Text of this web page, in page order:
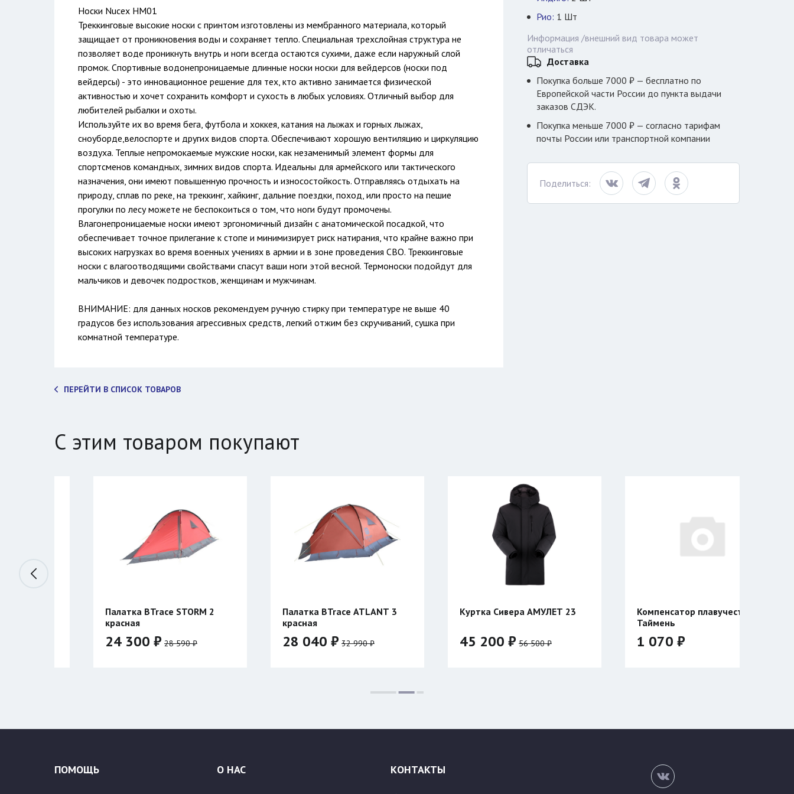
Носки Nucex HM01
Треккинговые высокие носки с принтом изготовлены из мембранного материала, который
защищает от проникновения воды и сохраняет тепло. Специальная трехслойная структура не
позволяет воде проникнуть внутрь и ноги всегда остаются сухими, даже если наружный слой
промок. Спортивные водонепроницаемые длинные носки носки для вейдерсов (носки под
вейдерсы) - это инновационное решение для тех, кто активно занимается физической
активностью и хочет сохранить комфорт и сухость в любых условиях. Отличный выбор для
любителей рыбалки и охоты.
Используйте их во время бега, футбола и хоккея, катания на лыжах и горных лыжах,
сноуборде,велоспорте и других видов спорта. Обеспечивают хорошую вентиляцию и циркуляцию
воздуха. Теплые непромокаемые мужские носки, как незаменимый элемент формы для
спортсменов командных, зимних видов спорта. Идеальны для армейского или тактического
назначения, они имеют повышенную прочность и износостойкость. Отправляясь отдыхать на
природу, сплав по реке, на треккинг, хайкинг, дальние поездки, поход, или просто на пешие
прогулки по лесу можете не беспокоиться о том, что ноги будут промочены.
Влагонепроницаемые носки имеют эргономичный дизайн с анатомической посадкой, что
обеспечивает точное прилегание к стопе и минимизирует риск натирания, что крайне важно при
высоких нагрузках во время военных учениях в армии и в зоне проведения СВО. Треккинговые
носки с влагоотводящими свойствами спасут ваши ноги этой весной. Термоноски подойдут для
мальчиков и девочек подростков, женщинам и мужчинам.
ВНИМАНИЕ: для данных носков рекомендуем ручную стирку при температуре не выше 40
градусов без использования агрессивных средств, легкий отжим без скручиваний, сушка при
комнатной температуре.
ПЕРЕЙТИ В СПИСОК ТОВАРОВ
Рио: 1 Шт
Информация /внешний вид товара может
отличаться
Доставка
Покупка больше 7000 ₽ — бесплатно по
Европейской части России до пункта выдачи
заказов СДЭК.
Покупка меньше 7000 ₽ — согласно тарифам
почты России или транспортной компании
Поделиться:
С этим товаром покупают
Палатка BTrace ATLANT 3
красная
28 040 ₽ 32 990 ₽
Куртка Сивера АМУЛЕТ 23
45 200 ₽ 56 500 ₽
Размер:
Компенсатор плавучести
1 070 ₽
Катушка Таймень для ружья
Тайган двухсторонняя
3 820 ₽
ПОМОЩЬ О НАС КОНТАКТЫ